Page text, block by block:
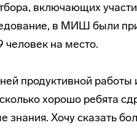
включающих
в МИШ были
человек на место.
продуктивной работы
хорошо ребята
знания. Хочу сказать